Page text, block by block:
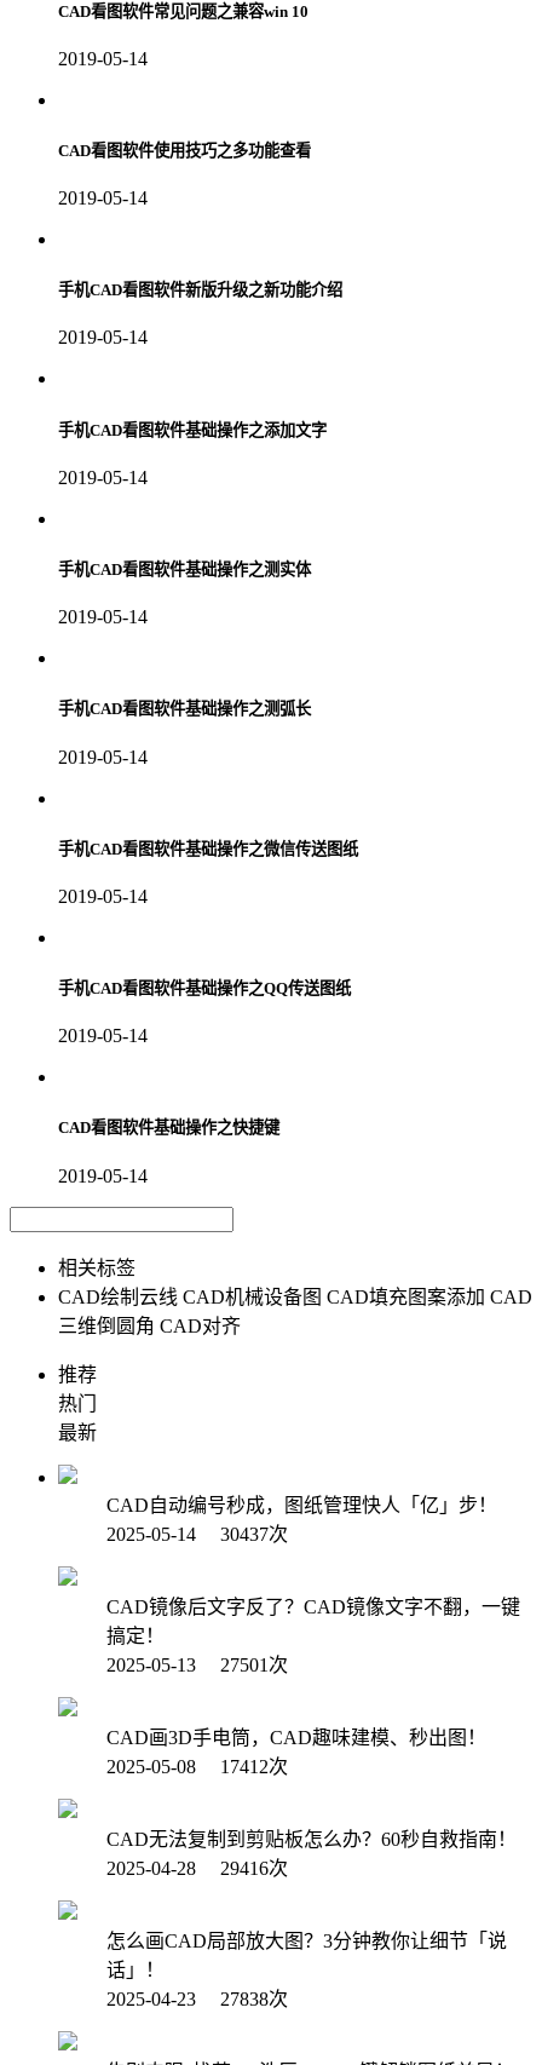
CAD看图软件常见问题之兼容win 10
2019-05-14
CAD看图软件使用技巧之多功能查看
2019-05-14
手机CAD看图软件新版升级之新功能介绍
2019-05-14
手机CAD看图软件基础操作之添加文字
2019-05-14
手机CAD看图软件基础操作之测实体
2019-05-14
手机CAD看图软件基础操作之测弧长
2019-05-14
手机CAD看图软件基础操作之微信传送图纸
2019-05-14
手机CAD看图软件基础操作之QQ传送图纸
2019-05-14
CAD看图软件基础操作之快捷键
2019-05-14
相关标签
CAD绘制云线 CAD机械设备图 CAD填充图案添加 CAD
三维倒圆角 CAD对齐
推荐
热门
最新
CAD自动编号秒成，图纸管理快人「亿」步！
2025-05-14 30437次
CAD镜像后文字反了？CAD镜像文字不翻，一键
搞定！
2025-05-13 27501次
CAD画3D手电筒，CAD趣味建模、秒出图！
2025-05-08 17412次
CAD无法复制到剪贴板怎么办？60秒自救指南！
2025-04-28 29416次
怎么画CAD局部放大图？3分钟教你让细节「说
话」！
2025-04-23 27838次